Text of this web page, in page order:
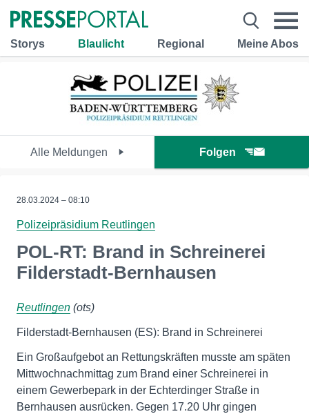
Storys Blaulicht Regional Meine Abos
Alle Meldungen Folgen
28.03.2024 – 08:10
Polizeipräsidium Reutlingen
POL-RT: Brand in Schreinerei
Filderstadt-Bernhausen
Reutlingen (ots)
Filderstadt-Bernhausen (ES): Brand in Schreinerei
Ein Großaufgebot an Rettungskräften musste am späten
Mittwochnachmittag zum Brand einer Schreinerei in
einem Gewerbepark in der Echterdinger Straße in
Bernhausen ausrücken. Gegen 17.20 Uhr gingen